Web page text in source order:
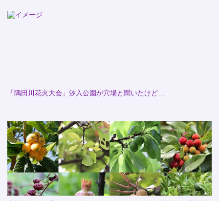
「隅田川花火大会」汐入公園が穴場と聞いたけど…